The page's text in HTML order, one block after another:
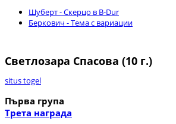
Шуберт - Скерцо в B-Dur
Беркович - Тема с вариации
Светлозара Спасова (10 г.)
situs togel
Първа група
Трета награда